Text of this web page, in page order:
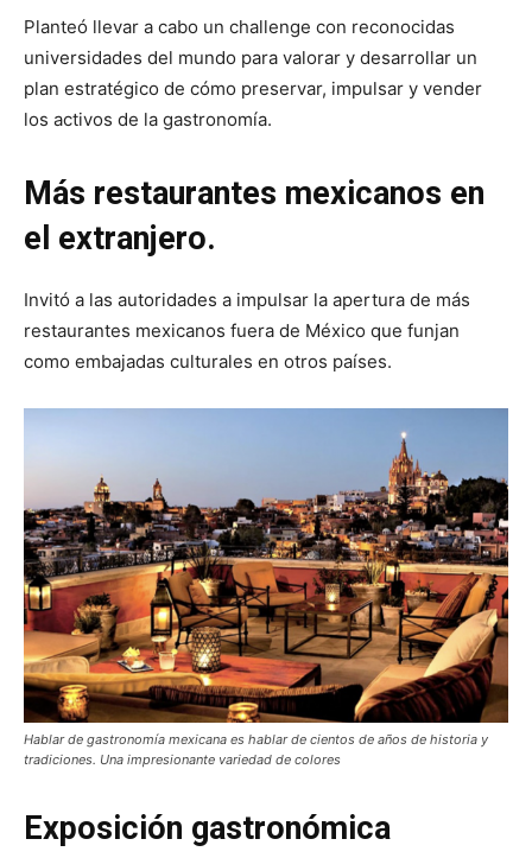
Planteó llevar a cabo un challenge con reconocidas
universidades del mundo para valorar y desarrollar un
plan estratégico de cómo preservar, impulsar y vender
los activos de la gastronomía.
Más restaurantes mexicanos en
el extranjero.
Invitó a las autoridades a impulsar la apertura de más
restaurantes mexicanos fuera de México que funjan
como embajadas culturales en otros países.
Hablar de gastronomía mexicana es hablar de cientos de años de historia y
tradiciones. Una impresionante variedad de colores
Exposición gastronómica